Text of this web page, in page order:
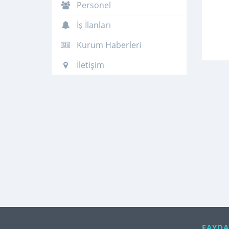
Personel
İş İlanları
Kurum Haberleri
İletişim